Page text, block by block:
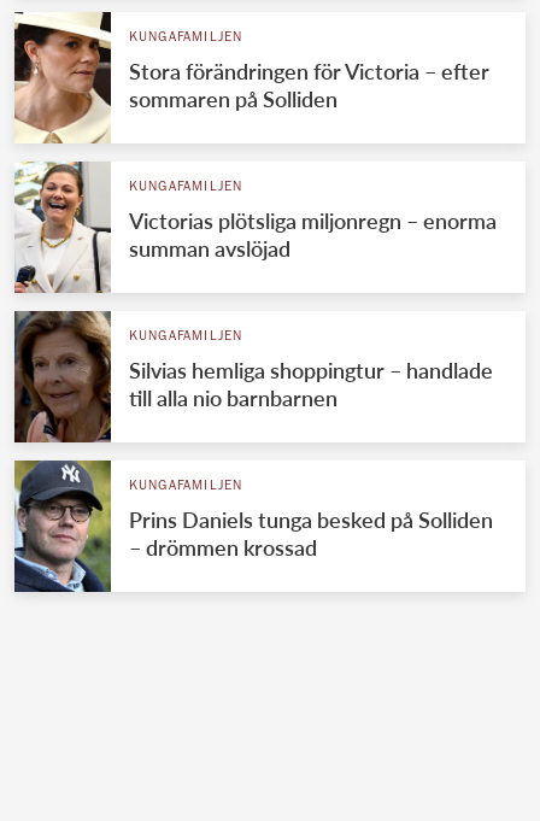
KUNGAFAMILJEN
Stora förändringen för Victoria – efter
sommaren på Solliden
KUNGAFAMILJEN
Victorias plötsliga miljonregn – enorma
summan avslöjad
KUNGAFAMILJEN
Silvias hemliga shoppingtur – handlade
till alla nio barnbarnen
KUNGAFAMILJEN
Prins Daniels tunga besked på Solliden
– drömmen krossad